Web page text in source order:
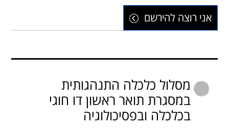
אני רוצה להירשם
מסלול כלכלה התנהגותית
במסגרת תואר ראשון דו חוגי
בכלכלה ובפסיכולוגיה